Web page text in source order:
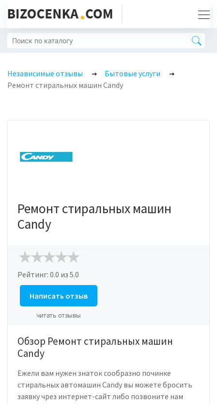
Независимые отзывы
Бытовые услуги
Ремонт стиральных машин Candy
Ремонт стиральных машин
Candy
Рейтинг: 0.0 из 5.0
Написать отзыв
читать отзывы
Обзор Ремонт стиральных машин
Candy
Ежели вам нужен знаток сообразно починке
стиральных автомашин Candy вы можете бросить
заявку чрез интернет-сайт либо позвоните нам